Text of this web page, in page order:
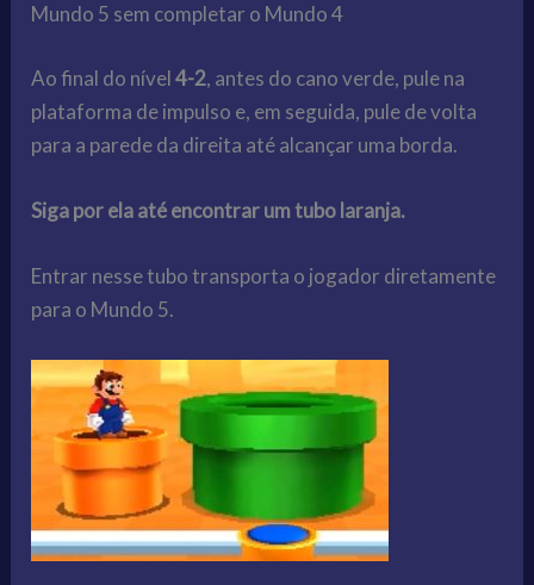
Mundo 5 sem completar o Mundo 4
Ao final do nível4-2, antes do cano verde, pule na
plataforma de impulso e, em seguida, pule de volta
para a parede da direita até alcançar uma borda.
Siga por ela até encontrar um tubo laranja.
Entrar nesse tubo transporta o jogador diretamente
para o Mundo 5.